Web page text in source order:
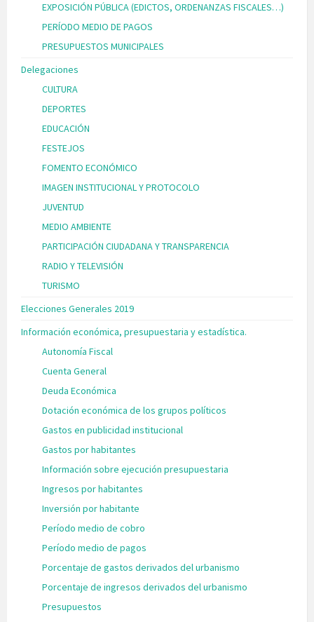
EXPOSICIÓN PÚBLICA (EDICTOS, ORDENANZAS FISCALES…)
PERÍODO MEDIO DE PAGOS
PRESUPUESTOS MUNICIPALES
Delegaciones
CULTURA
DEPORTES
EDUCACIÓN
FESTEJOS
FOMENTO ECONÓMICO
IMAGEN INSTITUCIONAL Y PROTOCOLO
JUVENTUD
MEDIO AMBIENTE
PARTICIPACIÓN CIUDADANA Y TRANSPARENCIA
RADIO Y TELEVISIÓN
TURISMO
Elecciones Generales 2019
Información económica, presupuestaria y estadística.
Autonomía Fiscal
Cuenta General
Deuda Económica
Dotación económica de los grupos políticos
Gastos en publicidad institucional
Gastos por habitantes
Información sobre ejecución presupuestaria
Ingresos por habitantes
Inversión por habitante
Período medio de cobro
Período medio de pagos
Porcentaje de gastos derivados del urbanismo
Porcentaje de ingresos derivados del urbanismo
Presupuestos